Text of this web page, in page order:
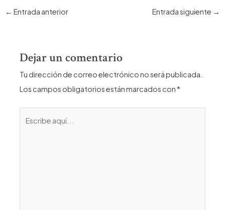
Navegación
← Entrada anterior Entrada siguiente →
Dejar un comentario
Tu dirección de correo electrónico no será publicada.
Los campos obligatorios están marcados con*